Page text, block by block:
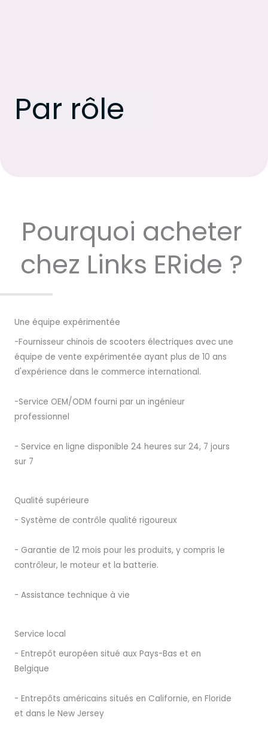
Par rôle
Pourquoi acheter
chez Links ERide ?
Une équipe expérimentée
-Fournisseur chinois de scooters électriques avec une
équipe de vente expérimentée ayant plus de 10 ans
d'expérience dans le commerce international.
-Service OEM/ODM fourni par un ingénieur
professionnel
- Service en ligne disponible 24 heures sur 24, 7 jours
sur 7
Qualité supérieure
- Système de contrôle qualité rigoureux
- Garantie de 12 mois pour les produits, y compris le
contrôleur, le moteur et la batterie.
- Assistance technique à vie
Service local
- Entrepôt européen situé aux Pays-Bas et en
Belgique
- Entrepôts américains situés en Californie, en Floride
et dans le New Jersey